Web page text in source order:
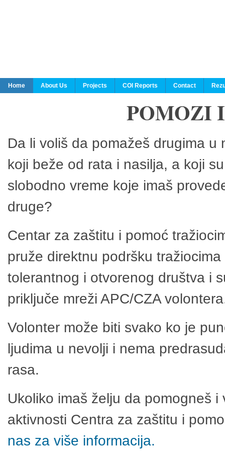
Home About Us Projects COI Reports Contact
POMOZI
Da li voliš da pomažeš drugima
koji beže od rata i nasilja, a koji
slobodno vreme koje imaš
druge?
Centar za zaštitu i pomoć
pruže direktnu podršku
tolerantnog i otvorenog društva i
priključe mreži APC/CZA
Volonter može biti svako ko je
ljudima u nevolji i nema
rasa.
Ukoliko imaš želju da pomogneš
aktivnosti Centra za zaštitu i
nas za više informacija.